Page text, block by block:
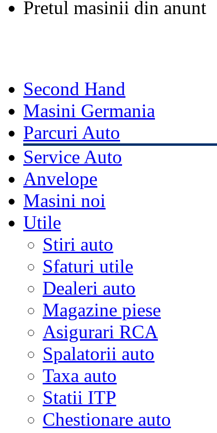
Pretul masinii din anunt
Second Hand
Masini Germania
Parcuri Auto
Service Auto
Anvelope
Masini noi
Utile
Stiri auto
Sfaturi utile
Dealeri auto
Magazine piese
Asigurari RCA
Spalatorii auto
Taxa auto
Statii ITP
Chestionare auto